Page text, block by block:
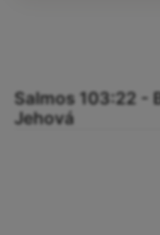
Salmos 103:22 -
Jehová